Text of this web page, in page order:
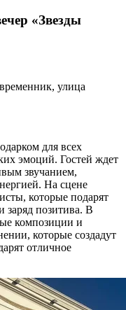
«Звезды
улица
для всех
эмоций. Гостей ждет
звучанием,
На сцене
которые подарят
заряд позитива. В
композиции и
которые создадут
отличное